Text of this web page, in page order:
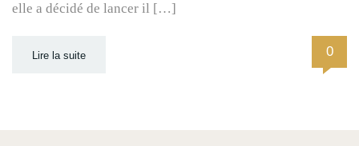
elle a décidé de lancer il […]
Lire la suite 0